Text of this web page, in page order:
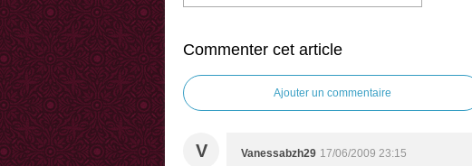
Commenter cet article
Ajouter un commentaire
V Vanessabzh29 17/06/2009 23:15